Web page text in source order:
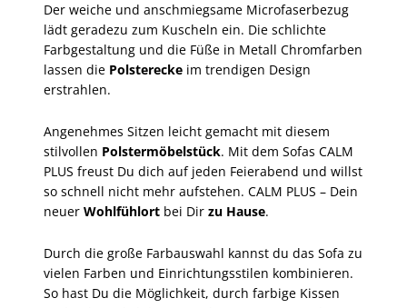
Der weiche und anschmiegsame Microfaserbezug
lädt geradezu zum Kuscheln ein. Die schlichte
Farbgestaltung und die Füße in Metall Chromfarben
lassen die Polsterecke im trendigen Design
erstrahlen.
Angenehmes Sitzen leicht gemacht mit diesem
stilvollen Polstermöbelstück. Mit dem Sofas CALM
PLUS freust Du dich auf jeden Feierabend und willst
so schnell nicht mehr aufstehen. CALM PLUS – Dein
neuer Wohlfühlort bei Dir zu Hause.
Durch die große Farbauswahl kannst du das Sofa zu
vielen Farben und Einrichtungsstilen kombinieren.
So hast Du die Möglichkeit, durch farbige Kissen